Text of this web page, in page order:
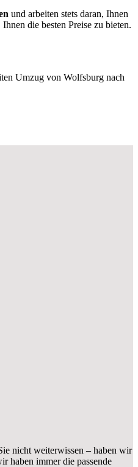
und arbeiten stets daran, Ihnen
die besten Preise zu bieten.
Umzug von Wolfsburg nach
nicht weiterwissen – haben wir
haben immer die passende